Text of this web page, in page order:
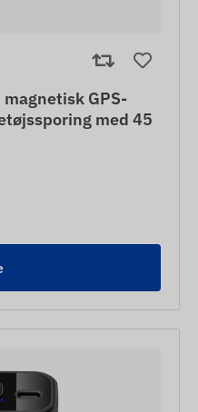
magnetisk GPS-
med 45